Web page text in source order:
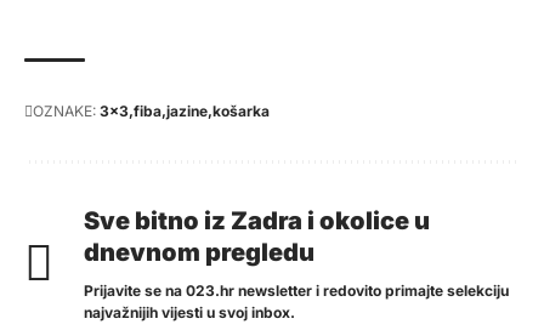
OZNAKE: 3x3 fiba jazine košarka
Sve bitno iz Zadra i okolice u
dnevnom pregledu
Prijavite se na 023.hr newsletter i redovito primajte selekciju
najvažnijih vijesti u svoj inbox.